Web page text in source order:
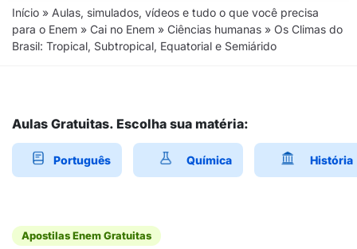
Início » Aulas, simulados, vídeos e tudo o que você precisa
para o Enem » Cai no Enem » Ciências humanas » Os Climas do
Brasil: Tropical, Subtropical, Equatorial e Semiárido
Aulas Gratuitas. Escolha sua matéria:
Português Química História
Apostilas Enem Gratuitas